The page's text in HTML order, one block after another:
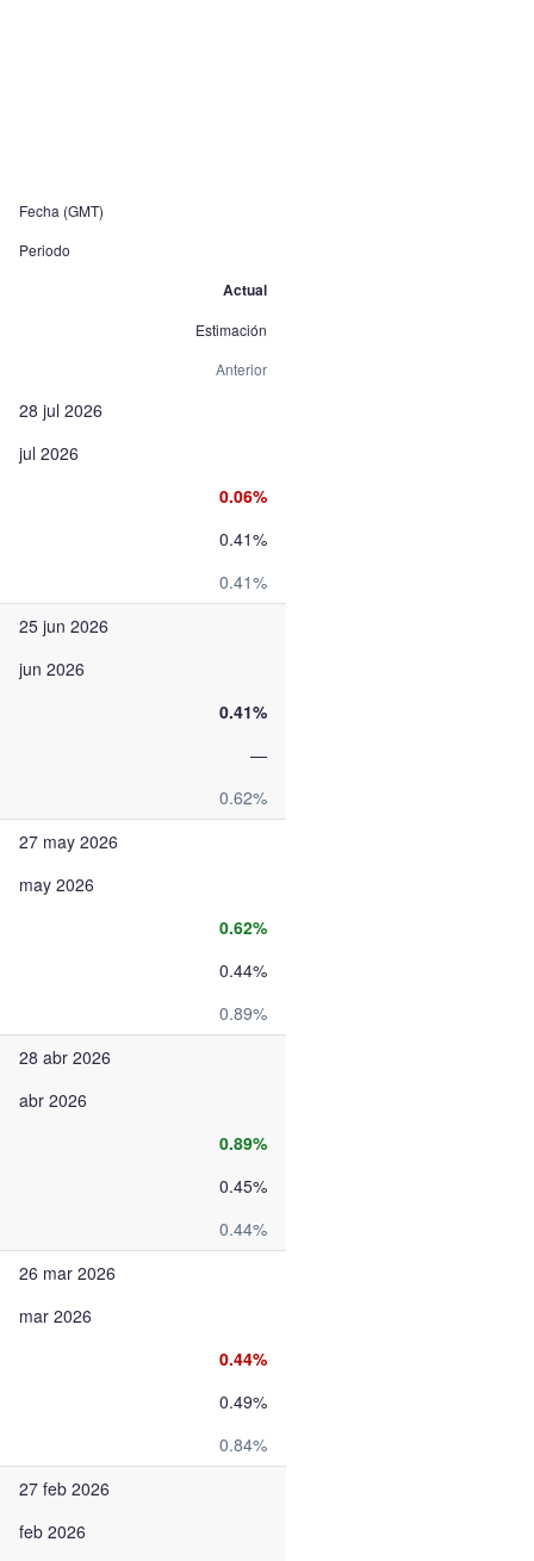
Fecha (GMT)
Periodo
Actual
Estimación
Anterior
28 jul 2026
jul 2026
0.06%
0.41%
0.41%
25 jun 2026
jun 2026
0.41%
—
0.62%
27 may 2026
may 2026
0.62%
0.44%
0.89%
28 abr 2026
abr 2026
0.89%
0.45%
0.44%
26 mar 2026
mar 2026
0.44%
0.49%
0.84%
27 feb 2026
feb 2026